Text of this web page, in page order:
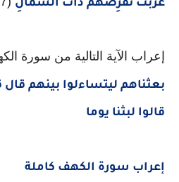
غَرَبَت تَّقْرِضُهُمْ ذَاتَ الشِّمَالِ
إعراب الآية التالية من سورة
بعثناهم ليتساءلوا بينهم
قالوا لبثنا يوما
إعراب سورة الكهف كاملة